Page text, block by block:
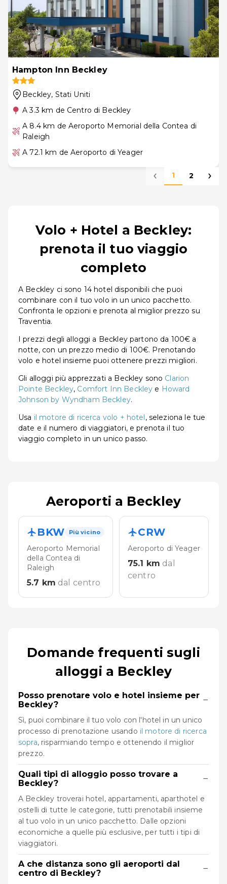
Hampton Inn Beckley
Beckley, Stati Uniti
A 3.3 km de Centro di Beckley
A 8.4 km de Aeroporto Memorial della Contea di
Raleigh
A 72.1 km de Aeroporto di Yeager
1 2
Volo + Hotel a Beckley:
prenota il tuo viaggio
completo
A Beckley ci sono 14 hotel disponibili che puoi
combinare con il tuo volo in un unico pacchetto.
Confronta le opzioni e prenota al miglior prezzo su
Traventia.
I prezzi degli alloggi a Beckley partono da 100€ a
notte, con un prezzo medio di 100€. Prenotando
volo e hotel insieme puoi ottenere prezzi migliori.
Gli alloggi più apprezzati a Beckley sono Clarion
Pointe Beckley, Comfort Inn Beckley e Howard
Johnson by Wyndham Beckley.
Usa il motore di ricerca volo + hotel, seleziona le tue
date e il numero di viaggiatori, e prenota il tuo
viaggio completo in un unico passo.
Aeroporti a Beckley
BKW Più vicino
Aeroporto Memorial
della Contea di
Raleigh
5.7 km dal centro
CRW
Aeroporto di Yeager
75.1 km dal
centro
Domande frequenti sugli
alloggi a Beckley
Posso prenotare volo e hotel insieme per
Beckley?
−
Sì, puoi combinare il tuo volo con l'hotel in un unico
processo di prenotazione usando il motore di ricerca
sopra, risparmiando tempo e ottenendo il miglior
prezzo.
Quali tipi di alloggio posso trovare a
Beckley?
−
A Beckley troverai hotel, appartamenti, aparthotel e
ostelli di tutte le categorie, tutti prenotabili insieme
al tuo volo in un unico pacchetto. Dalle opzioni
economiche a quelle più esclusive, per tutti i tipi di
viaggiatori.
A che distanza sono gli aeroporti dal
centro di Beckley?
−